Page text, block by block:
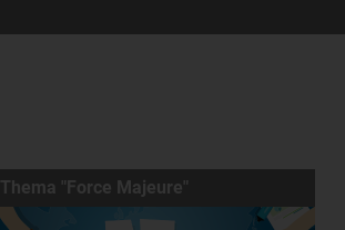
Thema "Force Majeure"